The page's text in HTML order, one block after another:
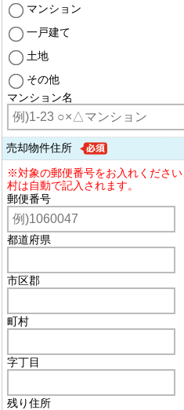
マンション
一戸建て
土地
その他
マンション名
売却物件住所
※対象の郵便番号をお入れくださ
村は自動で記入されます。
郵便番号
都道府県
市区郡
町村
字丁目
残り住所